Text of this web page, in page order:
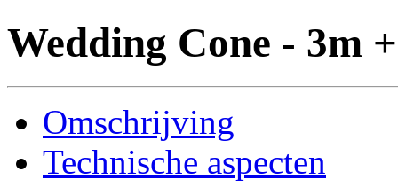
Wedding Cone - 3m
Omschrijving
Technische aspecten